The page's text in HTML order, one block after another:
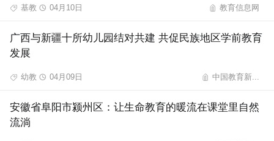
基教 04月10日 教育信息网
广西与新疆十所幼儿园结对共建 共促民族地区学前教育
发展
幼教 04月09日 中国教育新...
安徽省阜阳市颍州区：让生命教育的暖流在课堂里自然
流淌